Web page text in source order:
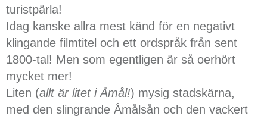
turistpärla!
Idag kanske allra mest känd för en negativt
klingande filmtitel och ett ordspråk från sent
1800-tal! Men som egentligen är så oerhört
mycket mer!
Liten (allt är litet i Åmål!) mysig stadskärna,
med den slingrande Åmålsån och den vackert